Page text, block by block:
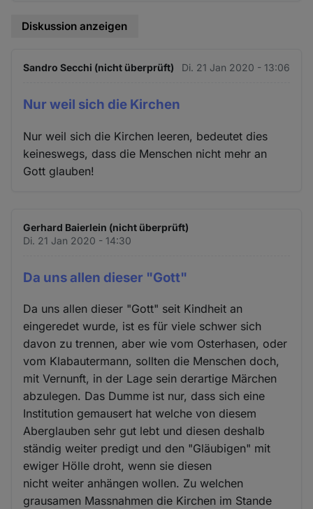
Diskussion anzeigen
Sandro Secchi (nicht überprüft) Di. 21 Jan 2020 - 13:06
Nur weil sich die Kirchen
Nur weil sich die Kirchen leeren, bedeutet dies
keineswegs, dass die Menschen nicht mehr an
Gott glauben!
Gerhard Baierlein (nicht überprüft)
Di. 21 Jan 2020 - 14:30
Da uns allen dieser "Gott"
Da uns allen dieser "Gott" seit Kindheit an
eingeredet wurde, ist es für viele schwer sich
davon zu trennen, aber wie vom Osterhasen, oder
vom Klabautermann, sollten die Menschen doch,
mit Vernunft, in der Lage sein derartige Märchen
abzulegen. Das Dumme ist nur, dass sich eine
Institution gemausert hat welche von diesem
Aberglauben sehr gut lebt und diesen deshalb
ständig weiter predigt und den "Gläubigen" mit
ewiger Hölle droht, wenn sie diesen
nicht weiter anhängen wollen. Zu welchen
grausamen Massnahmen die Kirchen im Stande